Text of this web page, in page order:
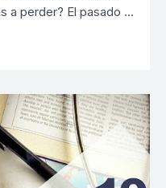
a perder? El pasado …